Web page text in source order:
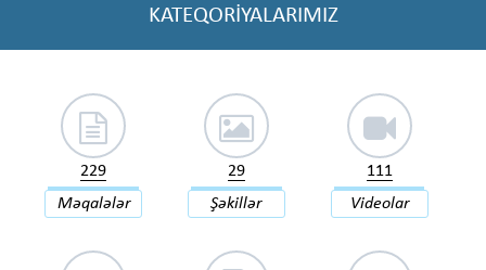
KATEQORİYALARIMIZ
229
Məqalələr
29
Şəkillər
111
Videolar